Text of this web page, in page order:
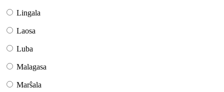
Lingala
Laosa
Luba
Malagasa
Marŝala